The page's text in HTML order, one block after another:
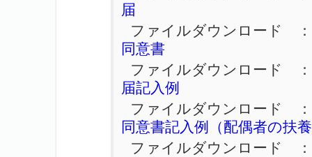
届
ファイルダウンロード
同意書
ファイルダウンロード
届記入例
ファイルダウンロード
同意書記入例（配偶者の扶
ファイルダウンロード